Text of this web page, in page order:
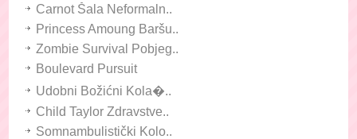
Carnot Šala Neformaln..
Princess Amoung Baršu..
Zombie Survival Pobjeg..
Boulevard Pursuit
Udobni Božićni Kola�..
Child Taylor Zdravstve..
Somnambulistički Kolo..